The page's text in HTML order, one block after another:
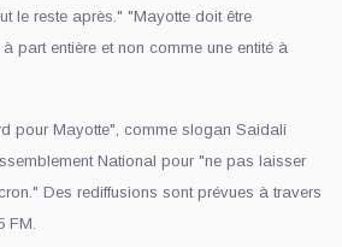
le reste après." "Mayotte doit être
part entière et non comme une entité à
pour Mayotte", comme slogan Saidali
National pour "ne pas laisser
Des rediffusions sont prévues à travers
FM.